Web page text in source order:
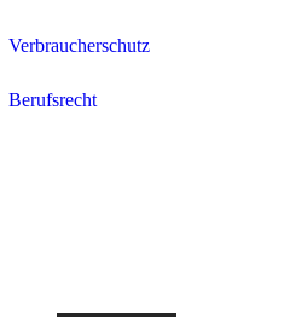
Insolvenzwesen
Vermögensgestaltungs- beratung
Honorarmethoden
Verbraucherschutz
Berufsrecht